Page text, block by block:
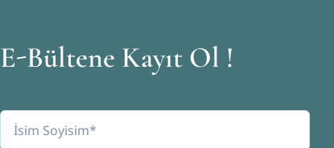
E-Bültene Kayıt Ol !